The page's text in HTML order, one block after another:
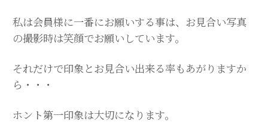
私は会員様に一番にお願いする事は、お見合い写真
の撮影時は笑顔でお願いしています。
それだけで印象とお見合い出来る率もあがりますか
ら・・・
ホント第一印象は大切になります。